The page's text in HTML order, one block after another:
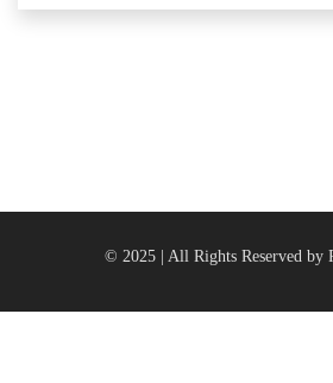
© 2025 | All Rights Reserved by